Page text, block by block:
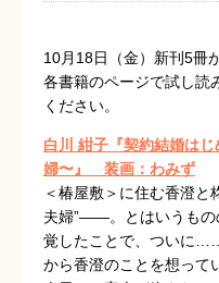
10月18日（金） 新刊5冊
各書籍のページで試し読
ください。
白川 紺子『契約結婚は
婦〜』
装画：わみず
＜椿屋敷＞に住む香澄と
夫婦”――。とはいうもの
覚したことで、ついに
から香澄のことを想って